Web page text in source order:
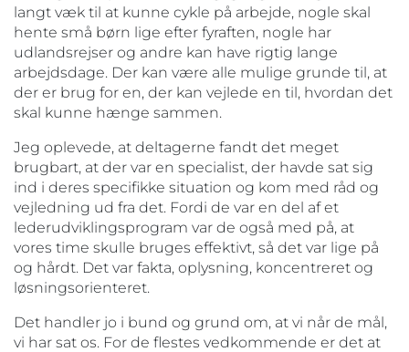
langt væk til at kunne cykle på arbejde, nogle skal
hente små børn lige efter fyraften, nogle har
udlandsrejser og andre kan have rigtig lange
arbejdsdage. Der kan være alle mulige grunde til, at
der er brug for en, der kan vejlede en til, hvordan det
skal kunne hænge sammen.
Jeg oplevede, at deltagerne fandt det meget
brugbart, at der var en specialist, der havde sat sig
ind i deres specifikke situation og kom med råd og
vejledning ud fra det. Fordi de var en del af et
lederudviklingsprogram var de også med på, at
vores time skulle bruges effektivt, så det var lige på
og hårdt. Det var fakta, oplysning, koncentreret og
løsningsorienteret.
Det handler jo i bund og grund om, at vi når de mål,
vi har sat os. For de flestes vedkommende er det at